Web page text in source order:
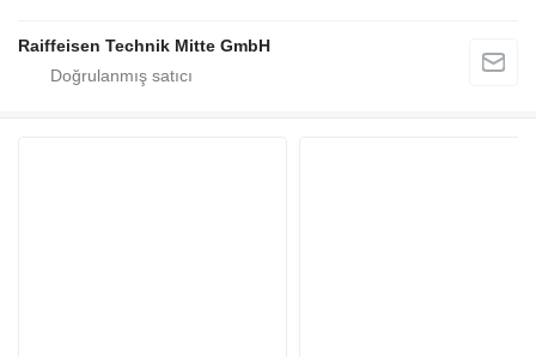
Raiffeisen Technik Mitte GmbH